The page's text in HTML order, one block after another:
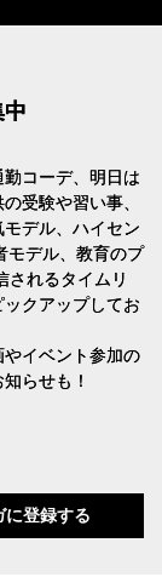
コーデ、明日は
受験や習い事、
モデル、ハイセン
モデル、教育のプ
されるタイムリ
クアップしてお
やイベント参加の
らせも！
に登録する